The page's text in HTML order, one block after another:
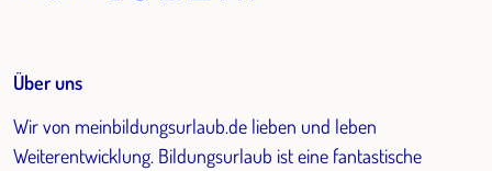
Über uns
Wir von meinbildungsurlaub.de lieben und leben
Weiterentwicklung. Bildungsurlaub ist eine fantastische